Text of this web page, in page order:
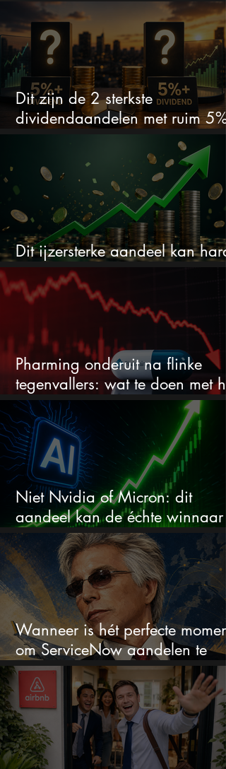
keihard
Dit zijn de 2 sterkste
dividendaandelen met ruim 5%
Dit ijzersterke aandeel kan hard
stijgen maar bijna niemand kijkt
Pharming onderuit na flinke
tegenvallers: wat te doen met
aandeel?
Niet Nvidia of Micron: dit
aandeel kan de échte winnaar
van de AI-race worden
Wanneer is hét perfecte moment
om ServiceNow aandelen te
kopen?